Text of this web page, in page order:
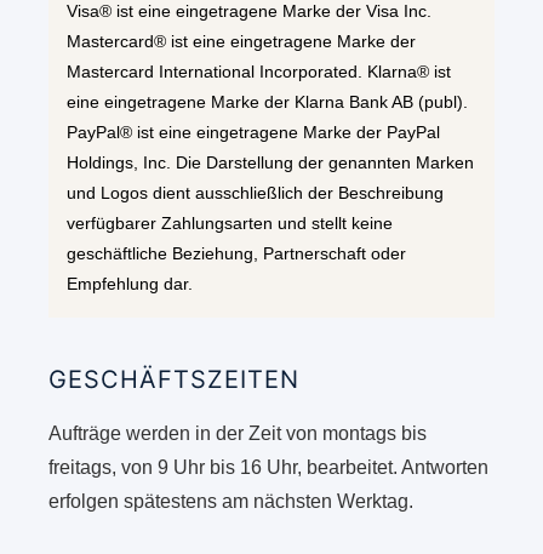
Visa® ist eine eingetragene Marke der Visa Inc.
Mastercard® ist eine eingetragene Marke der
Mastercard International Incorporated. Klarna® ist
eine eingetragene Marke der Klarna Bank AB (publ).
PayPal® ist eine eingetragene Marke der PayPal
Holdings, Inc. Die Darstellung der genannten Marken
und Logos dient ausschließlich der Beschreibung
verfügbarer Zahlungsarten und stellt keine
geschäftliche Beziehung, Partnerschaft oder
Empfehlung dar.
GESCHÄFTSZEITEN
Aufträge werden in der Zeit von montags bis
freitags, von 9 Uhr bis 16 Uhr, bearbeitet. Antworten
erfolgen spätestens am nächsten Werktag.